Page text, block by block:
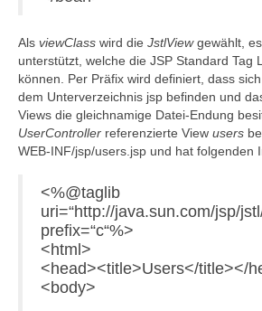
Als viewClass wird die JstlViewgewählt,
unterstützt, welche die JSP Standard Tag
können. Per Präfix wird definiert, dass
dem Unterverzeichnis jsp befinden und
Views die gleichnamige Datei-Endung
UserController referenzierte View users
WEB-INF/jsp/users.jsp und hat folgenden
<%@taglib
uri=“http://java.sun.com/jsp/
prefix=“c“%>
<html>
<head><title>Users</title></
<body>